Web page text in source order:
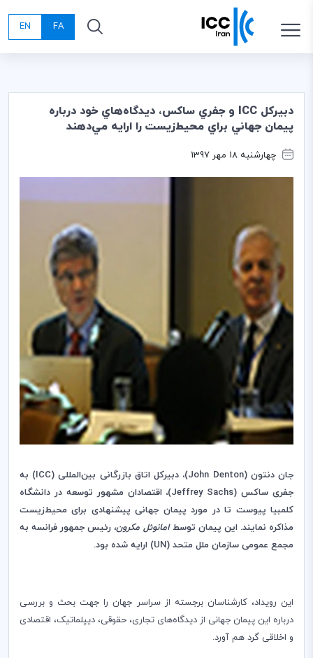
FA
EN
دبير‌كل ICC ‌و جفري ساكس، ديدگاه‌هاي خود درباره
پيمان جهاني براي محيط‌زيست را ارايه‌ مي‌دهند
چهارشنبه 18 مهر 1397
جان دنتون‌‌ (John Denton)، دبیر‌کل اتاق بازرگانی بینالمللی (ICC)‌ به
جفری ساکس (Sachs
Jeffrey‌)، اقتصادان مشهور توسعه در دانشگاه
کلمبیا پیوست تا در مورد پیمان جهانی پیشنهادی برای محیط‌زیست
مذاکره نمایند. این پیمان توسطامانوئل مکرون، رئیس جمهور فرانسه به
مجمع عمومی سازمان ملل متحد (UN) ارایه شده بود.
این رویداد، کارشناسان برجسته از سراسر جهان را جهت بحث و بررسی
درباره این پیمان جهانی از دیدگاه‌های تجاری، حقوقی، دیپلماتیک‌، اقتصادی
و اخلاقی گرد هم آورد.